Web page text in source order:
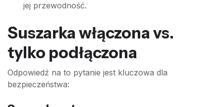
jej przewodność.
Suszarka włączona vs.
tylko podłączona
Odpowiedź na to pytanie jest kluczowa dla
bezpieczeństwa: